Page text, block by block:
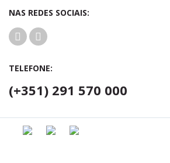
NAS REDES SOCIAIS:
TELEFONE:
(+351) 291 570 000